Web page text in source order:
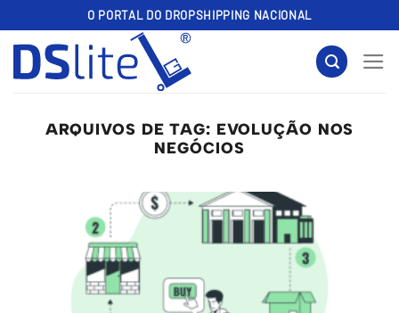
to
content
O PORTAL DO DROPSHIPPING NACIONAL
ARQUIVOS DE TAG: EVOLUÇÃO NOS
NEGÓCIOS